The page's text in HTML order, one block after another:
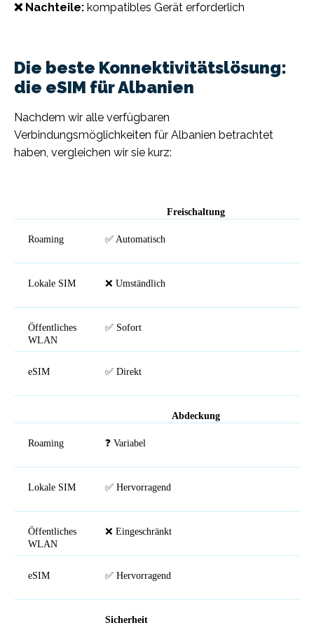
❌ Nachteile: kompatibles Gerät erforderlich
Die beste Konnektivitätslösung:
die eSIM für Albanien
Nachdem wir alle verfügbaren
Verbindungsmöglichkeiten für Albanien betrachtet
haben, vergleichen wir sie kurz:
Freischaltung
Roaming ✅ Automatisch
Lokale SIM ❌ Umständlich
Öffentliches
WLAN
✅ Sofort
eSIM ✅ Direkt
Abdeckung
Roaming ❓ Variabel
Lokale SIM ✅ Hervorragend
Öffentliches
WLAN
❌ Eingeschränkt
eSIM ✅ Hervorragend
Sicherheit